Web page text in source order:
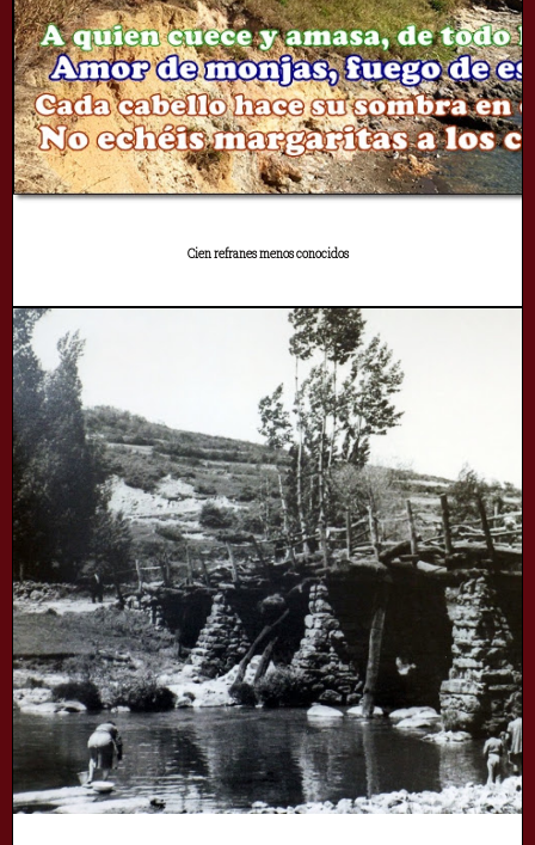
Cien refranes menos conocidos